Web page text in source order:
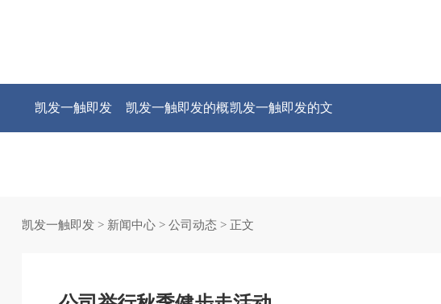
凯发一触即发 凯发一触即发的概凯发一触即发的文
凯发一触即发> 新闻中心> 公司动态 > 正文